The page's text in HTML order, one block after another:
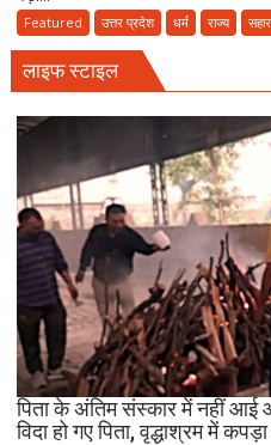
Featured उत्तर प्रदेश धर्म राज्य
लाइफ स्टाइल
पिता के अंतिम संस्कार में नहीं आई
विदा हो गए पिता, वृद्धाश्रम में कपड़ा